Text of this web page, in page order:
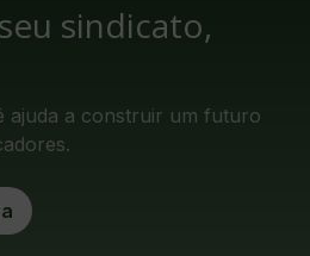
sindicato,
ajuda a construir um futuro